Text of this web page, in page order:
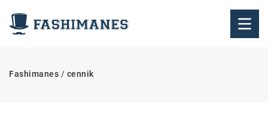
Fashimanes / cennik